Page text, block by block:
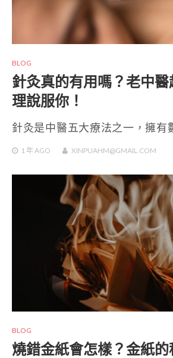
BLOG
針灸真的有用嗎？老中
理說服你！
針灸是中醫五大療法之一，擁有
1 年 AGO XINPUAHM@GMAIL.COM
BLOG
燒錯金紙會怎樣？金紙